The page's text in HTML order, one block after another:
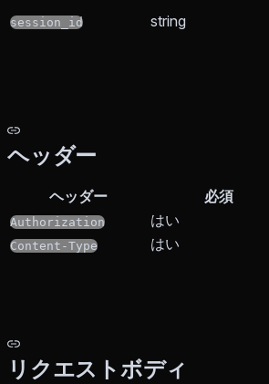
session_id string
ヘッダー
ヘッダー 必須
Authorization はい
Content-Type
はい
リクエストボディ